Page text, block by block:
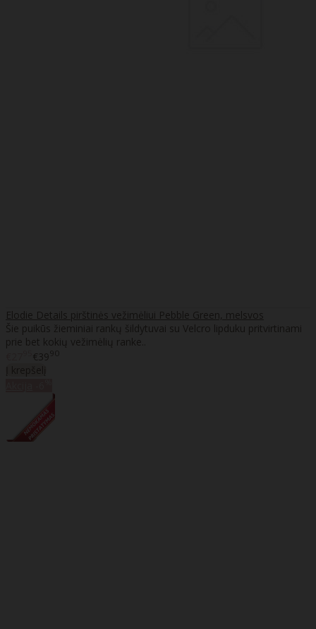
Elodie Details pirštinės vežimėliui Pebble Green, melsvos
Šie puikūs žieminiai rankų šildytuvai su Velcro lipduku pritvirtinami
prie bet kokių vežimėlių ranke..
€3990